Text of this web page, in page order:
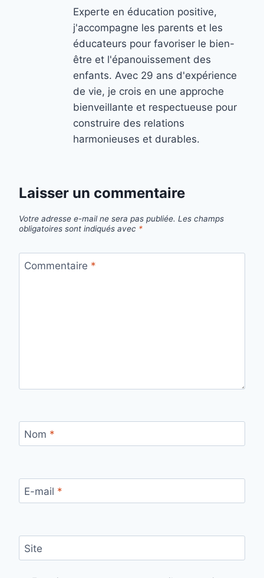
Experte en éducation positive,
j'accompagne les parents et les
éducateurs pour favoriser le bien-
être et l'épanouissement des
enfants. Avec 29 ans d'expérience
de vie, je crois en une approche
bienveillante et respectueuse pour
construire des relations
harmonieuses et durables.
Laisser un commentaire
Votre adresse e-mail ne sera pas publiée. Les champs
obligatoires sont indiqués avec *
Commentaire *
Nom *
E-mail *
Site